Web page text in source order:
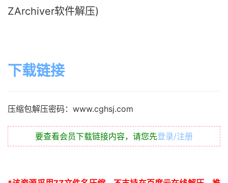
ZArchiver软件解压)
下载链接
压缩包解压密码：www.cghsj.com
要查看会员下载链接内容，请您先登录/注册